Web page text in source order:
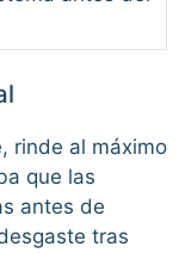
rinde al máximo
que las
antes de
tras